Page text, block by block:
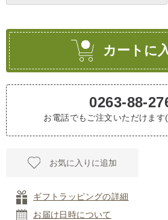
カートに
0263-88-
お電話でもご注文いただけま
お気に入りに追加
ギフトラッピングの詳細
お届け日時について